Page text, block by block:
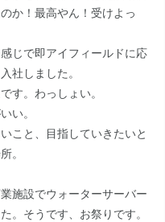
か！最高やん！受けよっ
じで即アイフィールドに応
社しました。
す。わっしょい。
い。
こと、目指していきたいと
。
施設でウォーターサーバー
。そうです、お祭りです。